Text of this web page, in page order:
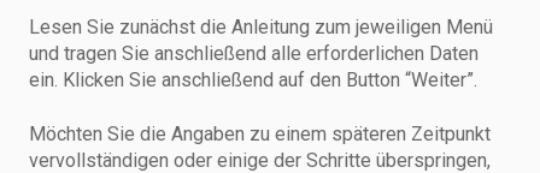
Lesen Sie zunächst die Anleitung zum jeweiligen Menü
und tragen Sie anschließend alle erforderlichen Daten
ein. Klicken Sie anschließend auf den Button “Weiter”.
Möchten Sie die Angaben zu einem späteren Zeitpunkt
vervollständigen oder einige der Schritte überspringen,